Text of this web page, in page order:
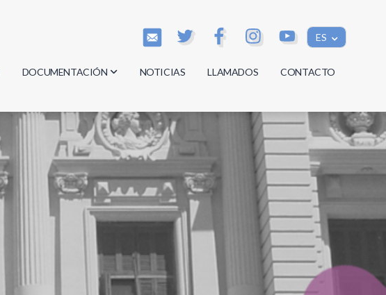
ES
DOCUMENTACIÓN
Actas
Reglamentos
Documentos
NOTICIAS LLAMADOS CONTACTO